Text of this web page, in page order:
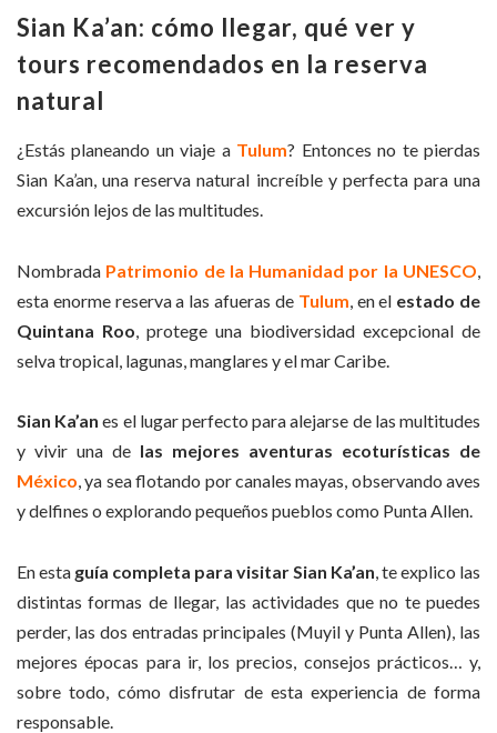
Sian Ka’an: cómo llegar, qué ver y
tours recomendados en la reserva
natural
¿Estás planeando un viaje a Tulum? Entonces no te pierdas
Sian Ka’an, una reserva natural increíble y perfecta para una
excursión lejos de las multitudes.
Nombrada Patrimonio de la Humanidad por la UNESCO
esta enorme reserva a las afueras de Tulum , en el estado de
Quintana Roo , protege una biodiversidad excepcional de
selva tropical, lagunas, manglares y el mar Caribe.
Sian Ka’an es el lugar perfecto para alejarse de las multitudes
y vivir una de las mejores aventuras ecoturísticas de
México, ya sea flotando por canales mayas, observando aves
y delfines o explorando pequeños pueblos como Punta Allen.
En esta guía completa para visitar Sian Ka’an , te explico las
distintas formas de llegar, las actividades que no te puedes
perder, las dos entradas principales (Muyil y Punta Allen), las
mejores épocas para ir, los precios, consejos prácticos… y,
sobre todo, cómo disfrutar de esta experiencia de forma
responsable.